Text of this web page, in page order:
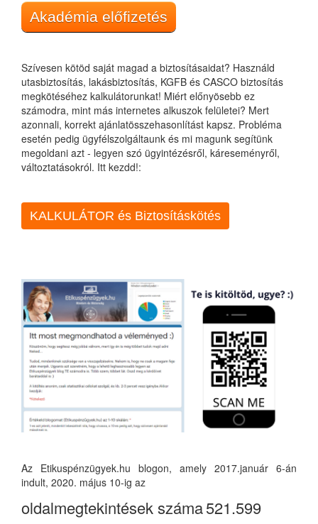
Akadémia előfizetés
Szívesen kötöd saját magad a biztosításaidat? Használd
utasbiztosítás, lakásbiztosítás, KGFB és CASCO biztosítás
megkötéséhez kalkulátorunkat! Miért előnyösebb ez
számodra, mint más internetes alkuszok felületei? Mert
azonnali, korrekt ajánlatösszehasonlítást kapsz. Probléma
esetén pedig ügyfélszolgáltaunk és mi magunk segítünk
megoldani azt - legyen szó ügyintézésről, káreseményről,
változtatásokról. Itt kezdd!:
KALKULÁTOR és Biztosításkötés
Az Etikuspénzügyek.hu blogon, amely 2017.január 6-án
indult, 2020. május 10-ig az
oldalmegtekintések száma521.599